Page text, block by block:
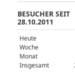
BESUCHER SEIT
28.10.2011
Heute
Woche
Monat
Insgesamt